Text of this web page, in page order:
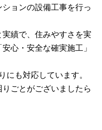
ョンの設備工事を行っ
績で、住みやすさを実
心・安全な確実施工」
にも対応しています。
ごとがございましたら